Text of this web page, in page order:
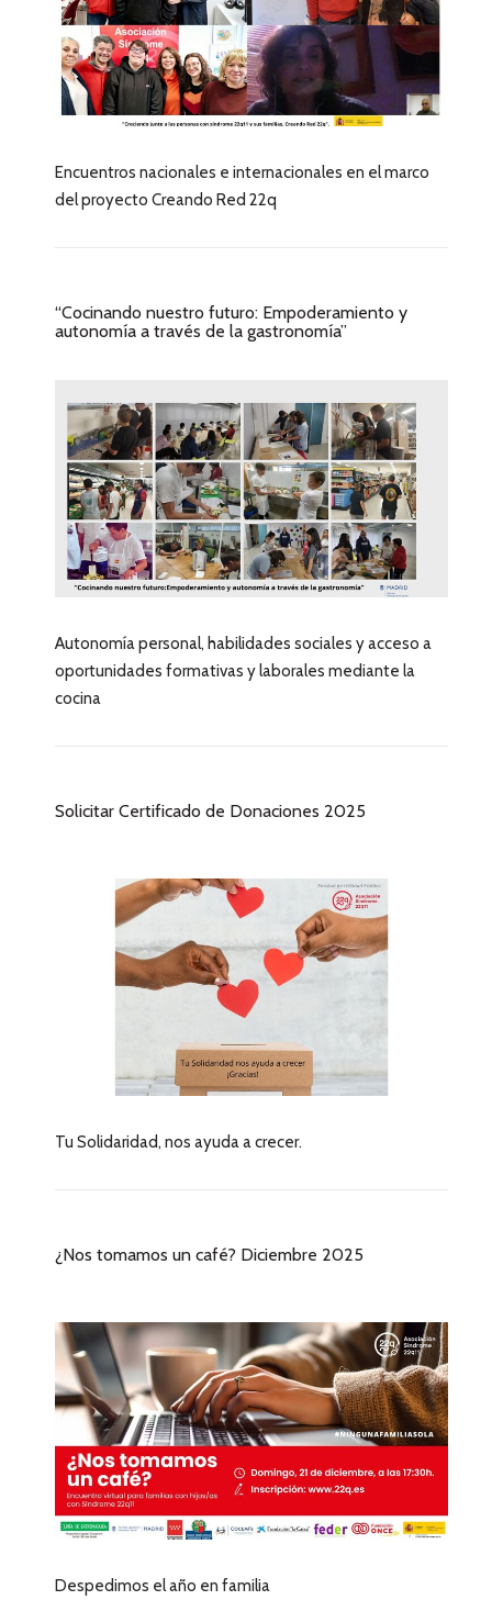
Encuentros nacionales e internacionales en el marco
del proyecto Creando Red 22q
“Cocinando nuestro futuro: Empoderamiento y
autonomía a través de la gastronomía”
Autonomía personal, habilidades sociales y acceso a
oportunidades formativas y laborales mediante la
cocina
Solicitar Certificado de Donaciones 2025
Tu Solidaridad, nos ayuda a crecer.
¿Nos tomamos un café? Diciembre 2025
Despedimos el año en familia